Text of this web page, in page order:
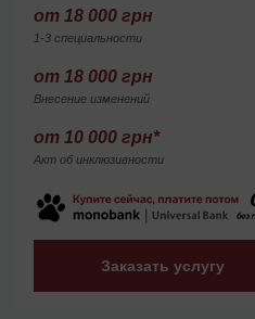
от 18 000 грн
1-3 специальности
от 18 000 грн
Внесение изменений
от 10 000 грн*
Акт об инклюзивности
Заказать услугу